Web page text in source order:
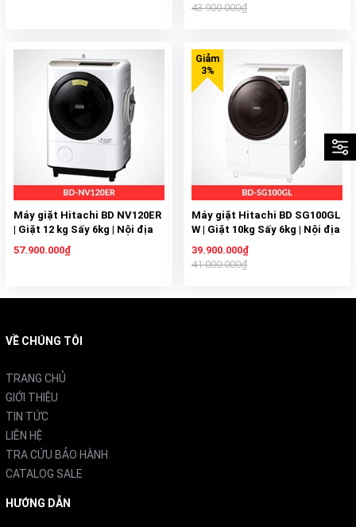
43.900.000₫
Máy giặt Hitachi BD NV120ER
| Giặt 12 kg Sấy 6kg | Nội địa
Nhật Bản
57.900.000₫
Máy giặt Hitachi BD SG100GL
W | Giặt 10kg Sấy 6kg | Nội địa
Nhật
39.900.000₫
41.000.000₫
VỀ CHÚNG TÔI
TRANG CHỦ
GIỚI THIỆU
TIN TỨC
LIÊN HỆ
TRA CỨU BẢO HÀNH
CATALOG SALE
HƯỚNG DẪN